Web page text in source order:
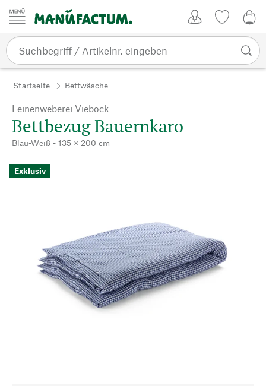
Zum Inhalt springen
Startseite Bettwäsche
Leinenweberei Vieböck
Bettbezug Bauernkaro
Blau-Weiß - 135 × 200 cm
Exklusiv